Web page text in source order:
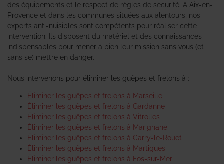
des équipements et le respect de règles de sécurité. A Aix-en-
Provence et dans les communes situées aux alentours, nos
experts anti-nuisibles sont compétents pour réaliser cette
intervention. Ils disposent du matériel et des connaissances
indispensables pour mener à bien leur mission sans vous (et
sans se) mettre en danger.
Nous intervenons pour éliminer les guêpes et frelons à :
Éliminer les guêpes et frelons à Marseille
Éliminer les guêpes et frelons à Gardanne
Éliminer les guêpes et frelons à Vitrolles
Éliminer les guêpes et frelons à Marignane
Éliminer les guêpes et frelons à Carry-le-Rouet
Éliminer les guêpes et frelons à Martigues
Éliminer les guêpes et frelons à Fos-sur-Mer